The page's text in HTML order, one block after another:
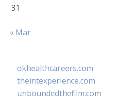
31
« Mar
okhealthcareers.com
theintexperience.com
unboundedthefilm.com